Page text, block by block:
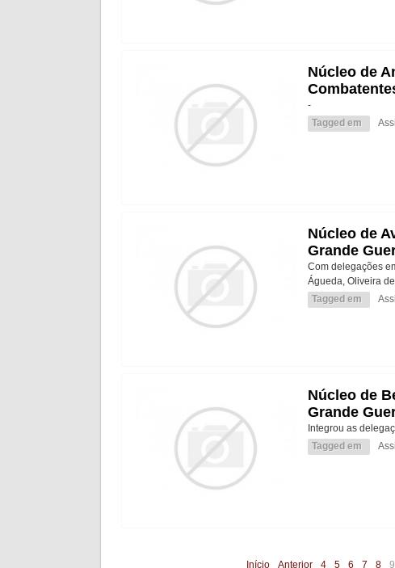
Núcleo de
-
Tagged em
Núcleo de
Grande
Com delegações
Águeda, Oliveira
Tagged em
Núcleo de
Grande
Integrou as
Tagged em
Início Anterior 4 5 6 7 8 9